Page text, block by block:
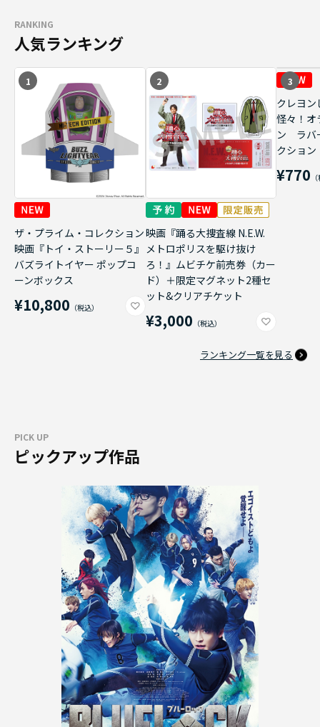
RANKING
人気ランキング
1
ザ・プライム・コレクション
映画『トイ・ストーリー５』
バズライトイヤー ポップコ
ーンボックス
¥10,800
2
映画『踊る大捜査線 N.E.W.
メトロポリスを駆け抜け
ろ！』ムビチケ前売券（カー
ド）＋限定マグネット2種セ
ット&クリアチケット
¥3,000
3
クレヨン
怪々！オ
ン ラバ
クショ
¥770
ランキング一覧を見る
PICK UP
ピックアップ作品